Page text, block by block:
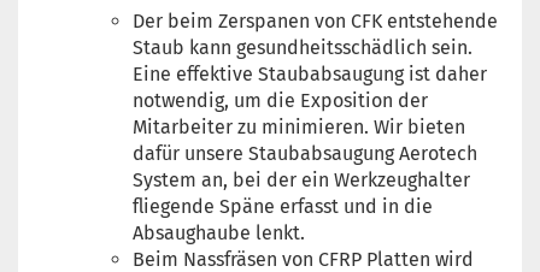
Der beim Zerspanen von CFK entstehende
Staub kann gesundheitsschädlich sein.
Eine effektive Staubabsaugung ist daher
notwendig, um die Exposition der
Mitarbeiter zu minimieren. Wir bieten
dafür unsere Staubabsaugung Aerotech
System an, bei der ein Werkzeughalter
fliegende Späne erfasst und in die
Absaughaube lenkt.
Beim Nassfräsen von CFRP Platten wird